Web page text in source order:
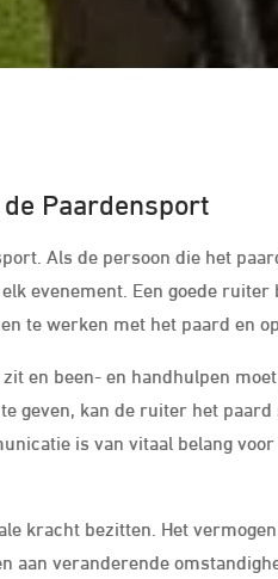
Paardensport
Als de persoon die het
evenement. Een goede
te werken met het paard en
en been- en handhulpen
geven, kan de ruiter het
is van vitaal belang
kracht bezitten. Het
aan veranderende